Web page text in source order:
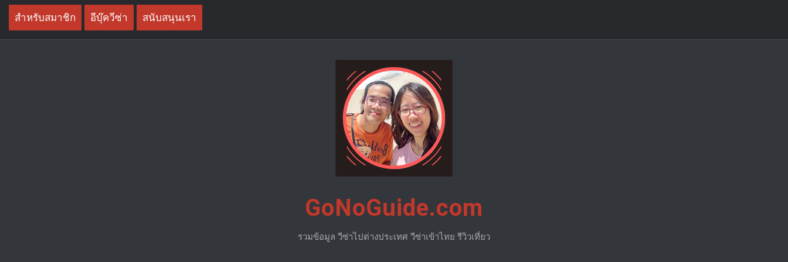
Skip
content
สำหรับสมาชิก อีบุ๊ควีซ่า สนับสนุนเรา
GoNoGuide.com
รวมข้อมูล วีซ่าไปต่างประเทศ วีซ่าเข้าไทย รีวิวเที่ยว